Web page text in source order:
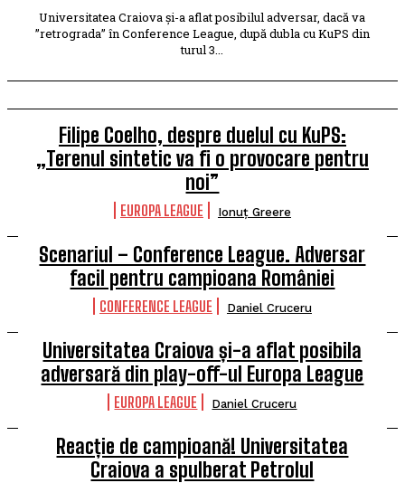
Universitatea Craiova și-a aflat posibilul adversar, dacă va
”retrograda” în Conference League, după dubla cu KuPS din
turul 3...
Filipe Coelho, despre duelul cu KuPS:
„Terenul sintetic va fi o provocare pentru
noi”
EUROPA LEAGUE Ionuț Greere
Scenariul – Conference League. Adversar
facil pentru campioana României
CONFERENCE LEAGUE Daniel Cruceru
Universitatea Craiova și-a aflat posibila
adversară din play-off-ul Europa League
EUROPA LEAGUE Daniel Cruceru
Reacție de campioană! Universitatea
Craiova a spulberat Petrolul